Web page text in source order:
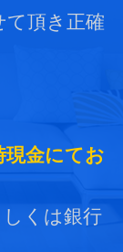
て頂き正確
現金にてお
くは銀行